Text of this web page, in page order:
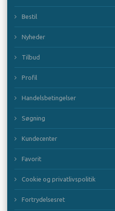
Bestil
Nyheder
Tilbud
Profil
Handelsbetingelser
Søgning
Kundecenter
Favorit
Cookie og privatlivspolitik
Fortrydelsesret